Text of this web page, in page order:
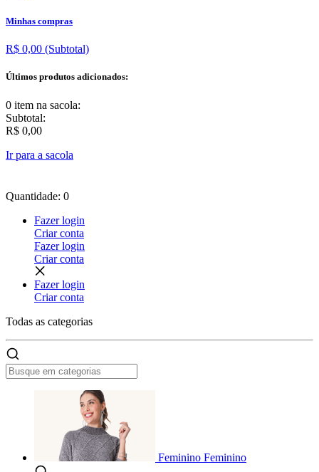
Minhas compras
R$ 0,00 (Subtotal)
Últimos produtos adicionados:
0 item na sacola:
Subtotal:
R$ 0,00
Ir para a sacola
Quantidade: 0
Fazer login
Criar conta
Fazer login
Criar conta
Fazer login
Criar conta
Todas as categorias
Feminino Feminino